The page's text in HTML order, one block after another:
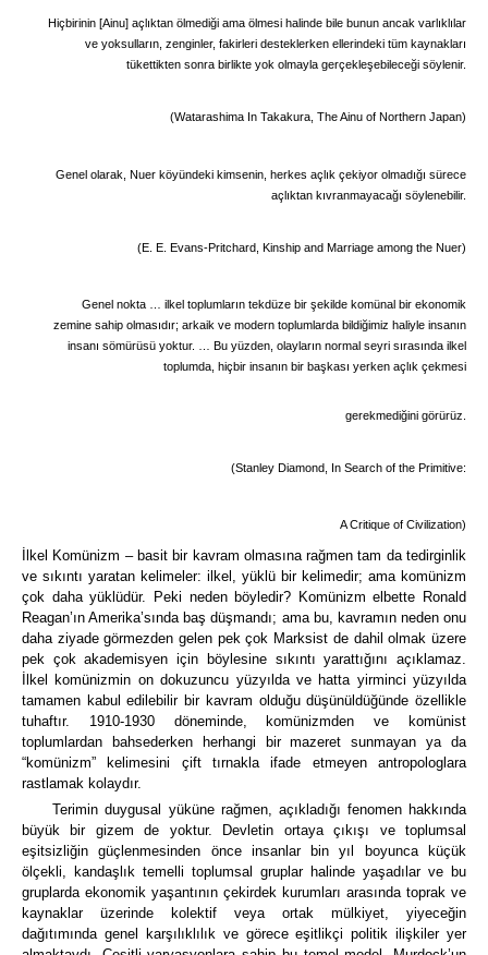
Hiçbirinin [Ainu] açlıktan ölmediği ama ölmesi halinde bile bunun ancak varlıklılar
ve yoksulların, zenginler, fakirleri desteklerken ellerindeki tüm kaynakları
tükettikten sonra birlikte yok olmayla gerçekleşebileceği söylenir.
(Watarashima In Takakura, The Ainu of Northern Japan)
Genel olarak, Nuer köyündeki kimsenin, herkes açlık çekiyor olmadığı sürece
açlıktan kıvranmayacağı söylenebilir.
(E. E. Evans-Pritchard, Kinship and Marriage among the Nuer)
Genel nokta … ilkel toplumların tekdüze bir şekilde komünal bir ekonomik
zemine sahip olmasıdır; arkaik ve modern toplumlarda bildiğimiz haliyle insanın
insanı sömürüsü yoktur. … Bu yüzden, olayların normal seyri sırasında ilkel
toplumda, hiçbir insanın bir başkası yerken açlık çekmesi
gerekmediğini görürüz.
(Stanley Diamond, In Search of the Primitive:
A Critique of Civilization)
İlkel Komünizm – basit bir kavram olmasına rağmen tam da tedirginlik
ve sıkıntı yaratan kelimeler: ilkel, yüklü bir kelimedir; ama komünizm
çok daha yüklüdür.
Peki neden böyledir? Komünizm elbette Ronald
Reagan’ın Amerika’sında baş düşmandı; ama bu, kavramın neden onu
daha ziyade görmezden gelen pek çok Marksist de dahil olmak üzere
pek çok akademisyen için böylesine sıkıntı yarattığını açıklamaz.
İlkel komünizmin on dokuzuncu yüzyılda ve hatta yirminci yüzyılda
tamamen kabul edilebilir bir kavram olduğu düşünüldüğünde özellikle
tuhaftır.
1910-1930 döneminde, komünizmden ve komünist
toplumlardan bahsederken herhangi bir mazeret sunmayan ya da
“komünizm” kelimesini çift tırnakla ifade etmeyen antropologlara
rastlamak kolaydır.
Terimin duygusal yüküne rağmen, açıkladığı fenomen hakkında
büyük bir gizem de yoktur.
Devletin ortaya çıkışı ve toplumsal
eşitsizliğin güçlenmesinden önce insanlar bin yıl boyunca küçük
ölçekli, kandaşlık temelli toplumsal gruplar halinde yaşadılar ve bu
gruplarda ekonomik yaşantının çekirdek kurumları arasında toprak ve
kaynaklar üzerinde kolektif veya ortak mülkiyet, yiyeceğin
dağıtımında genel karşılıklılık ve görece eşitlikçi politik ilişkiler yer